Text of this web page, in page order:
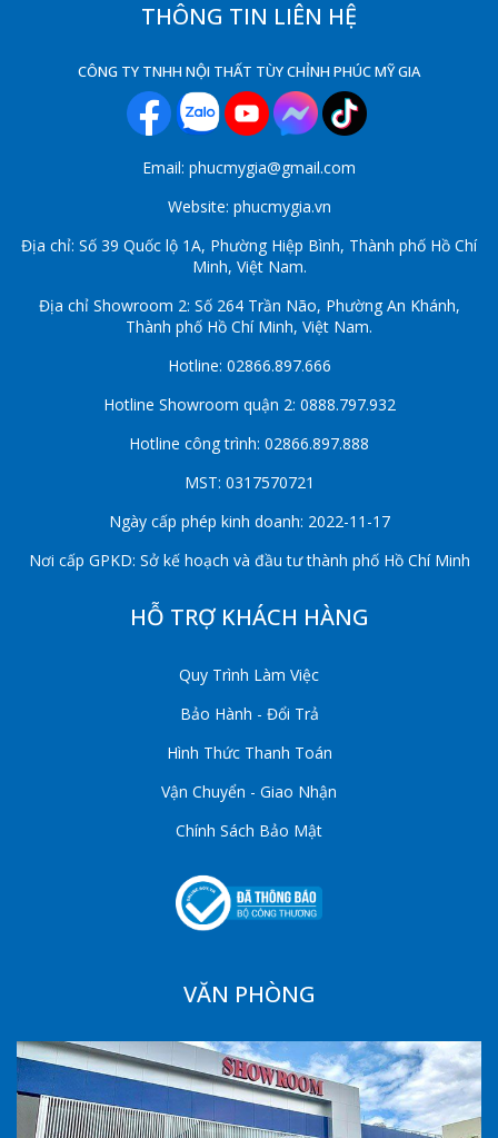
THÔNG TIN LIÊN HỆ
CÔNG TY TNHH NỘI THẤT TÙY CHỈNH PHÚC MỸ GIA
Email: phucmygia@gmail.com
Website: phucmygia.vn
Địa chỉ: Số 39 Quốc lộ 1A, Phường Hiệp Bình, Thành phố Hồ Chí
Minh, Việt Nam.
Địa chỉ Showroom 2: Số 264 Trần Não, Phường An Khánh,
Thành phố Hồ Chí Minh, Việt Nam.
Hotline: 02866.897.666
Hotline Showroom quận 2: 0888.797.932
Hotline công trình: 02866.897.888
MST: 0317570721
Ngày cấp phép kinh doanh: 2022-11-17
Nơi cấp GPKD: Sở kế hoạch và đầu tư thành phố Hồ Chí Minh
HỖ TRỢ KHÁCH HÀNG
Quy Trình Làm Việc
Bảo Hành - Đổi Trả
Hình Thức Thanh Toán
Vận Chuyển - Giao Nhận
Chính Sách Bảo Mật
VĂN PHÒNG